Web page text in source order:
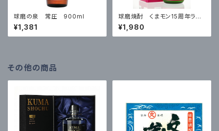
球磨の泉 常圧 900ml
¥1,381
球磨焼酎 くまモン15周年ラベ
ル リッチタイプ
¥1,980
その他の商品